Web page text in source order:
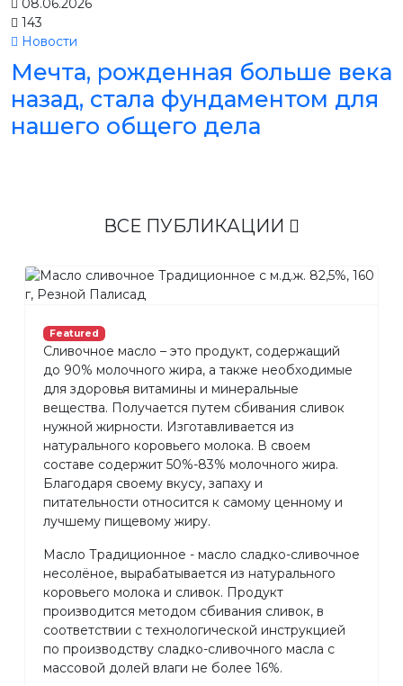
08.06.2026
143
Новости
Мечта, рожденная больше века
назад, стала фундаментом для
нашего общего дела
ВСЕ ПУБЛИКАЦИИ
Featured
Сливочное масло – это продукт, содержащий
до 90% молочного жира, а также необходимые
для здоровья витамины и минеральные
вещества. Получается путем сбивания сливок
нужной жирности. Изготавливается из
натурального коровьего молока. В своем
составе содержит 50%-83% молочного жира.
Благодаря своему вкусу, запаху и
питательности относится к самому ценному и
лучшему пищевому жиру.
Масло Традиционное - масло сладко-сливочное
несолёное, вырабатывается из натурального
коровьего молока и сливок. Продукт
производится методом сбивания сливок, в
соответствии с технологической инструкцией
по производству сладко-сливочного масла с
массовой долей влаги не более 16%.